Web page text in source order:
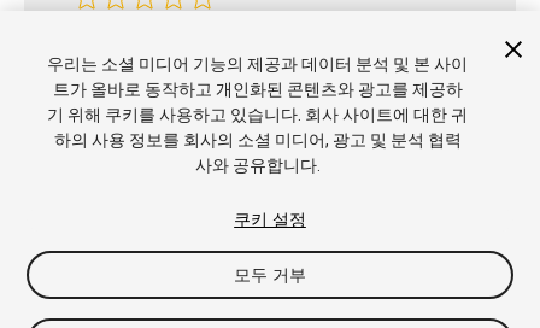
Copyright © 2022 Unity Technologies. Publication 2022.3
우리는 소셜 미디어 기능의 제공과 데이터 분석 및 본 사이
트가 올바로 동작하고 개인화된 콘텐츠와 광고를 제공하
기 위해 쿠키를 사용하고 있습니다. 회사 사이트에 대한 귀
하의 사용 정보를 회사의 소셜 미디어, 광고 및 분석 협력
사와 공유합니다.
쿠키 설정
모두 거부